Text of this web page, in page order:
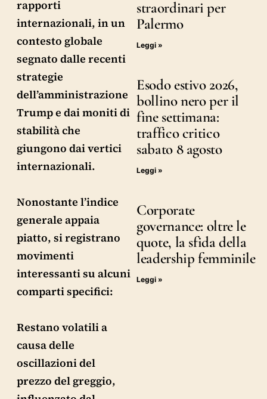
rapporti
internazionali, in un
contesto globale
segnato dalle recenti
strategie
dell’amministrazione
Trump e dai moniti di
stabilità che
giungono dai vertici
internazionali.
Nonostante l’indice
generale appaia
piatto, si registrano
movimenti
interessanti su alcuni
comparti specifici:
Restano volatili a
causa delle
oscillazioni del
prezzo del greggio,
straordinari per
Palermo
Leggi »
Esodo estivo 2026,
bollino nero per il
fine settimana:
traffico critico
sabato 8 agosto
Leggi »
Corporate
governance: oltre le
quote, la sfida della
leadership femminile
Leggi »